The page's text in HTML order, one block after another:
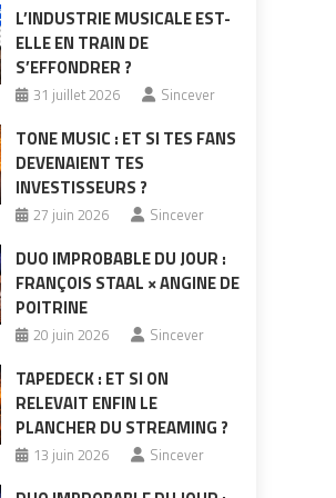
L’INDUSTRIE MUSICALE EST-
ELLE EN TRAIN DE
S’EFFONDRER ?
31 juillet 2026 Sincever
TONE MUSIC : ET SI TES FANS
DEVENAIENT TES
INVESTISSEURS ?
27 juin 2026 Sincever
DUO IMPROBABLE DU JOUR :
FRANÇOIS STAAL × ANGINE DE
POITRINE
20 juin 2026 Sincever
TAPEDECK : ET SI ON
RELEVAIT ENFIN LE
PLANCHER DU STREAMING ?
13 juin 2026 Sincever